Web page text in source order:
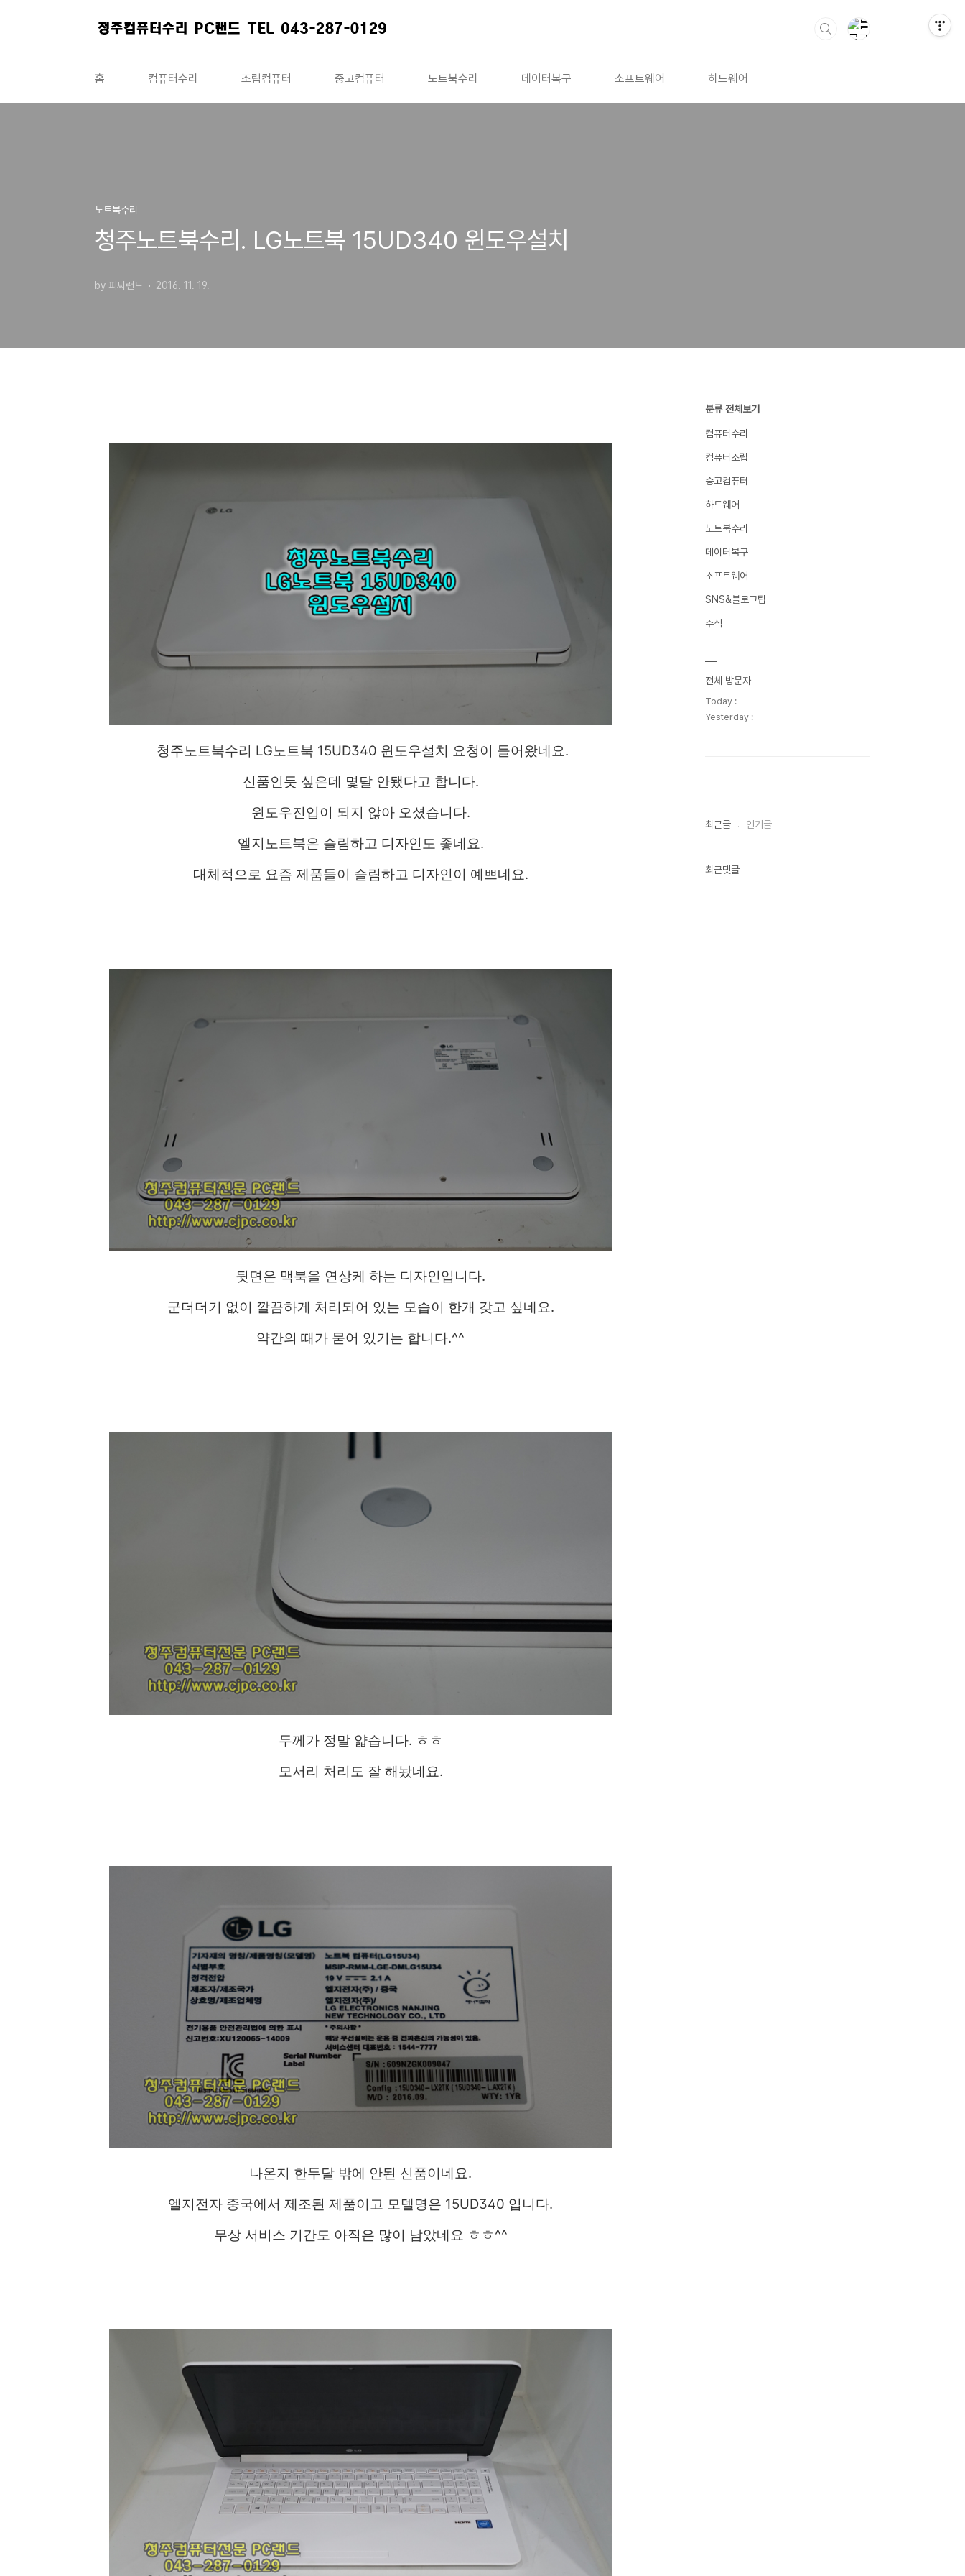
홈 컴퓨터수리 조립컴퓨터 중고컴퓨터 노트북수리 데이터복구 소프트웨어 하드웨어
노트북수리
청주노트북수리. LG노트북 15UD340 윈도우설치
by 피씨랜드 2016. 11. 19.
청주노트북수리 LG노트북 15UD340 윈도우설치 요청이 들어왔네요.
신품인듯 싶은데 몇달 안됐다고 합니다.
윈도우진입이 되지 않아 오셨습니다.
엘지노트북은 슬림하고 디자인도 좋네요.
대체적으로 요즘 제품들이 슬림하고 디자인이 예쁘네요.
뒷면은 맥북을 연상케 하는 디자인입니다.
군더더기 없이 깔끔하게 처리되어 있는 모습이 한개 갖고 싶네요.
약간의 때가 묻어 있기는 합니다.^^
두께가 정말 얇습니다. ㅎㅎ
모서리 처리도 잘 해놨네요.
나온지 한두달 밖에 안된 신품이네요.
엘지전자 중국에서 제조된 제품이고 모델명은 15UD340 입니다.
무상 서비스 기간도 아직은 많이 남았네요 ㅎㅎ^^
분류 전체보기
컴퓨터수리
컴퓨터조립
중고컴퓨터
하드웨어
노트북수리
데이터복구
소프트웨어
SNS&블로그팁
주식
전체 방문자
Today :
Yesterday :
최근글 인기글
최근댓글